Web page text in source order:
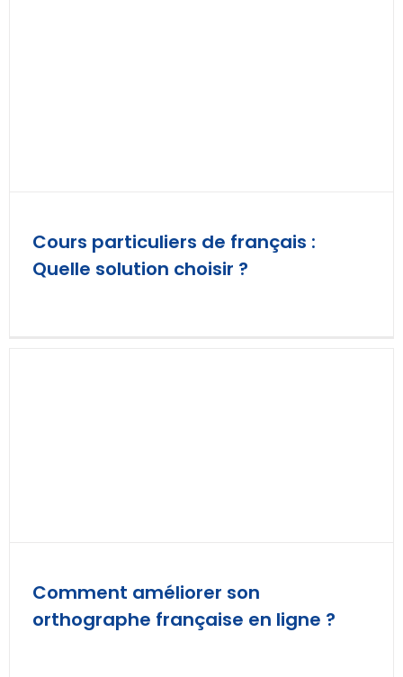
Cours particuliers de français :
Quelle solution choisir ?
Comment améliorer son
orthographe française en ligne ?